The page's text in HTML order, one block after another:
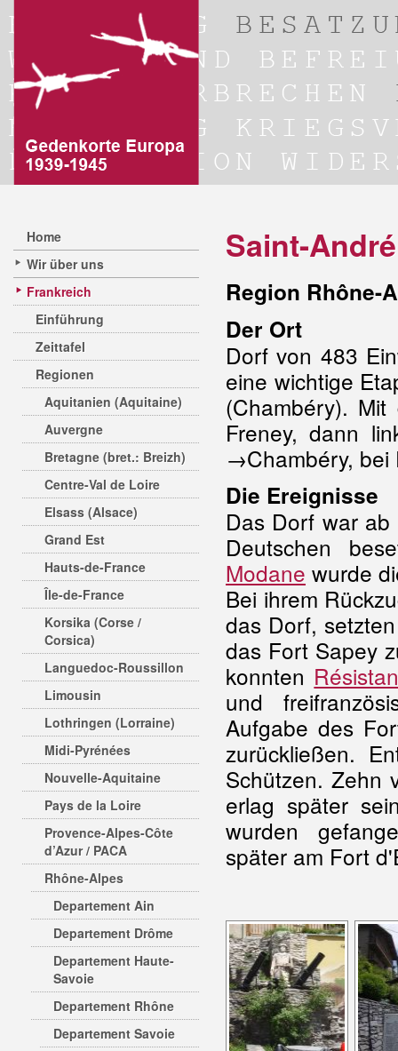
Home
Wir über uns
Frankreich
Einführung
Zeittafel
Regionen
Aquitanien (Aquitaine)
Auvergne
Bretagne (bret.: Breizh)
Centre-Val de Loire
Elsass (Alsace)
Grand Est
Hauts-de-France
Île-de-France
Korsika (Corse /
Corsica)
Languedoc-Roussillon
Limousin
Lothringen (Lorraine)
Midi-Pyrénées
Nouvelle-Aquitaine
Pays de la Loire
Provence-Alpes-Côte
d’Azur / PACA
Rhône-Alpes
Departement Ain
Departement Drôme
Departement Haute-
Savoie
Departement Rhône
Departement Savoie
Saint-
Region Rhône-
Der Ort
Dorf von 483
eine wichtige
(Chambéry).
Freney, dann
→Chambéry, bei
Die Ereignisse
Das Dorf war
Deutschen
Modane wurde
Bei ihrem
das Dorf,
das Fort Sapey
konnten
und
Aufgabe des
zurückließen.
Schützen. Zehn
erlag später
wurden
später am Fort